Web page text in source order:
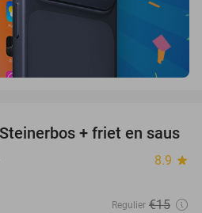
37%
+ friet en saus
8.9 star
Regulier €15